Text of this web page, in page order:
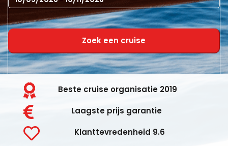
Zoek een cruise
Beste cruise organisatie 2019
Laagste prijs garantie
Klanttevredenheid 9.6